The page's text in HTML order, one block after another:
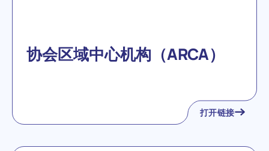
协会区域中心机构（ARCA）
打开链接